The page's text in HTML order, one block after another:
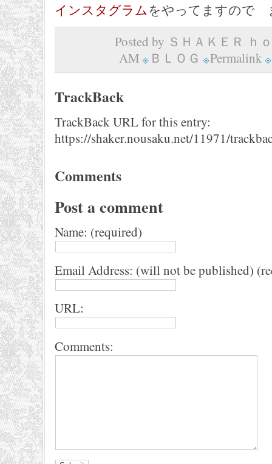
インスタグラムをやってますので
Posted by ＳＨＡＫＥＲ ｈ
AM
ＢＬＯＧ Permalink
TrackBack
TrackBack URL for this entry:
https://shaker.nousaku.net/11971/
Comments
Post a comment
Name: (required)
Email Address: (will not be published)
URL:
Comments: